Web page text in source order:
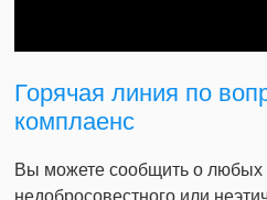
Горячая линия по
комплаенс
Вы можете сообщить о любых